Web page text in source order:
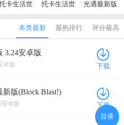
卡生活世
版2026
托卡生活世
本2026(Toca
Life World)
光遇最新版
本类最新 最热排行 评分最高
3.24安卓版
卓版 下载
版(Block Blast!)
安卓版
下载
目录